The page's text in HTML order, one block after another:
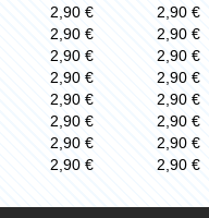
2,90 €
2,90 €
2,90 €
2,90 €
2,90 €
2,90 €
2,90 €
2,90 €
2,90 €
2,90 €
2,90 €
2,90 €
2,90 €
2,90 €
2,90 € 2,90 €